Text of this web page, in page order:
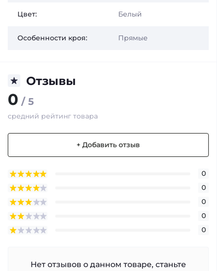
Цвет: Белый
Особенности кроя: Прямые
Отзывы
0 / 5
средний рейтинг товара
+ Добавить отзыв
0
0
0
0
0
Нет отзывов о данном товаре, станьте